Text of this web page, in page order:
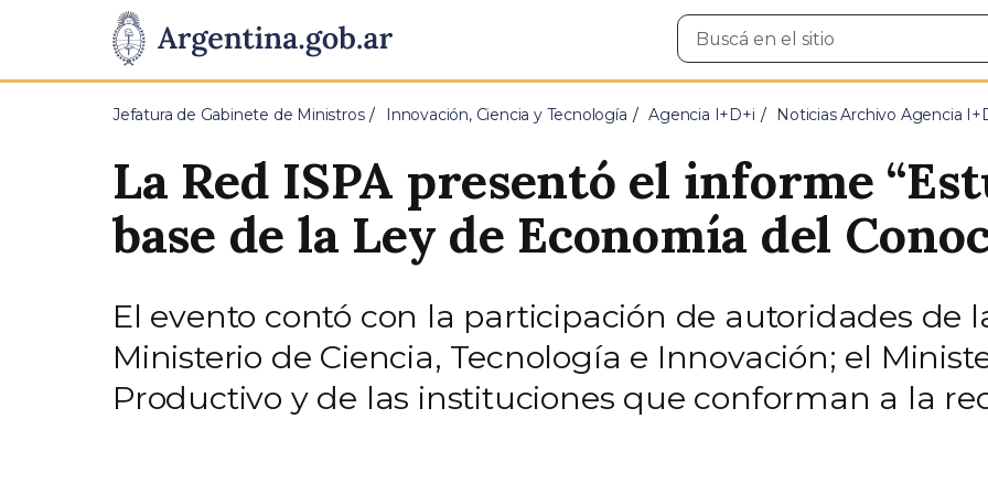
Presidencia
de
Pasar al contenido principal
Buscar
en
Jefatura de Gabinete de Ministros Innovación, Ciencia y Tecnología Agencia I+D+i Noticias Archivo Agencia
La Red ISPA presentó el informe
base de la Ley de Economía del
El evento contó con la participación de autoridades de
Ministerio de Ciencia, Tecnología e Innovación; el
Productivo y de las instituciones que conforman a la